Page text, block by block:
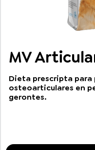
MV
Dieta prescripta
osteoarticulares en
gerontes.